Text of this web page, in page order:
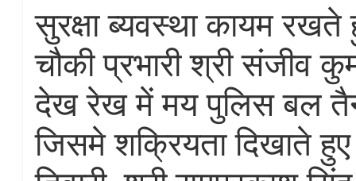
सुरक्षा ब्यवस्था कायम रखते
चौकी प्रभारी श्री संजीव
देख रेख में मय पुलिस बल
जिसमे शक्रियता दिखाते